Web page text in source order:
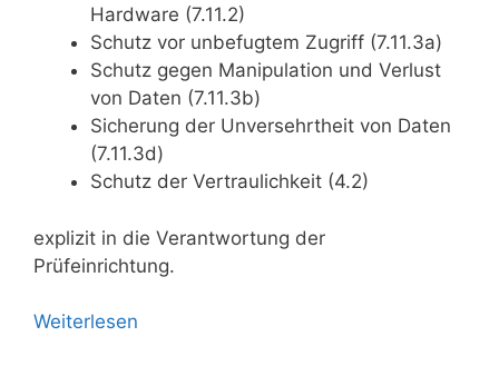
Hardware (7.11.2)
Schutz vor unbefugtem Zugriff (7.11.3a)
Schutz gegen Manipulation und Verlust
von Daten (7.11.3b)
Sicherung der Unversehrtheit von Daten
(7.11.3d)
Schutz der Vertraulichkeit (4.2)
explizit in die Verantwortung der
Prüfeinrichtung.
Weiterlesen